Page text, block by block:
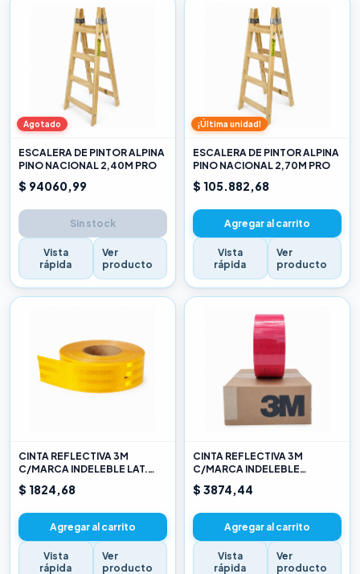
Agotado
ESCALERA DE PINTOR ALPINA
PINO NACIONAL 2,40M PRO
$ 94060,99
Sin stock
Vista
rápida
Ver
producto
¡Última unidad!
ESCALERA DE PINTOR ALPINA
PINO NACIONAL 2,70M PRO
$ 105.882,68
Agregar al carrito
Vista
rápida
Ver
producto
CINTA REFLECTIVA 3M
C/MARCA INDELEBLE LAT.
$ 1824,68
Agregar al carrito
Vista
rápida
Ver
producto
CINTA REFLECTIVA 3M
C/MARCA INDELEBLE
TRASERA BLANCA Y ROJO X
METRO
$ 3874,44
Agregar al carrito
Vista
rápida
Ver
producto